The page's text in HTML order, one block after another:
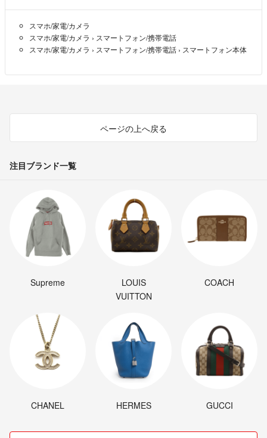
あきえ- 4ヶ月前
あきえ様
あきえ- 4ヶ月前
スマホ/家電/カメラ
スマホ/家電/カメラ › スマートフォン/携帯電話
スマホ/家電/カメラ › スマートフォン/携帯電話 › スマートフォン本体
ページの上へ戻る
注目ブランド一覧
Supreme
LOUIS
VUITTON
COACH
CHANEL HERMES GUCCI